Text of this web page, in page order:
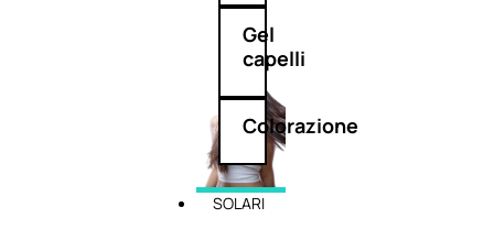
Gel
capelli
Colorazione
SOLARI